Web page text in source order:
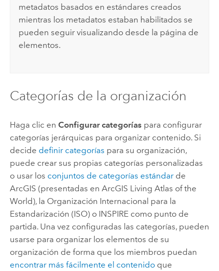
metadatos basados en estándares creados
mientras los metadatos estaban habilitados se
pueden seguir visualizando desde la página de
elementos.
Categorías de la organización
Haga clic en Configurar categorías para configurar
categorías jerárquicas para organizar contenido. Si
decide definir categorías para su organización,
puede crear sus propias categorías personalizadas
o usar los conjuntos de categorías estándarde
ArcGIS (presentadas en ArcGIS Living Atlas of the
World), la Organización Internacional para la
Estandarización (ISO) o INSPIRE como punto de
partida.Una vez configuradas las categorías, pueden
usarse para organizar los elementos de su
organización de forma que los miembros puedan
encontrar más fácilmente el contenidoque